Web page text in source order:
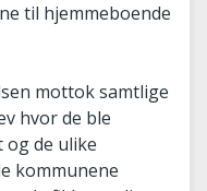
til hjemmeboende
mottok samtlige
hvor de ble
de ulike
kommunene